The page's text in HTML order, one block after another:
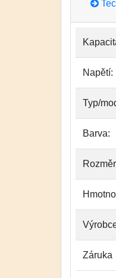
Napětí:
Typ/
Barva:
Záruka